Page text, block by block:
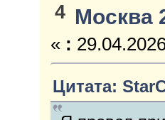
4 Москва
« :
Цитата: